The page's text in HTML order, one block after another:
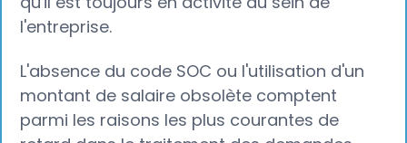
l'entreprise.
L'absence du code SOC ou l'utilisation d'un
montant de salaire obsolète comptent
parmi les raisons les plus courantes de